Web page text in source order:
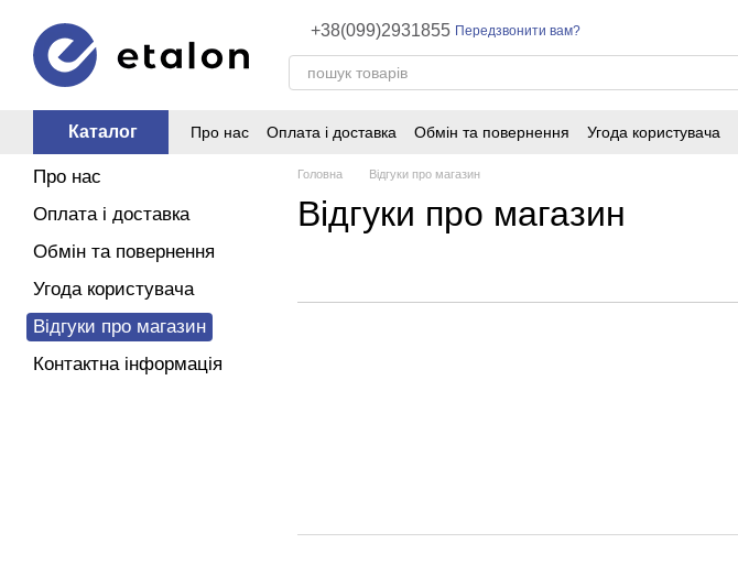
+38(099)2931855 Передзвонити вам?
Каталог Про нас Оплата і доставка Обмін та повернення Угода користувача
Головна Відгуки про магазин
Відгуки про магазин
Про нас
Оплата і доставка
Обмін та повернення
Угода користувача
Відгуки про магазин
Контактна інформація